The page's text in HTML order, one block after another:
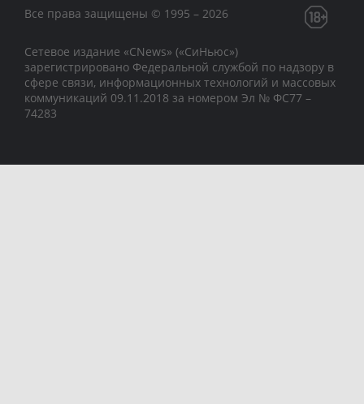
Все права защищены © 1995 – 2026
Сетевое издание «CNews» («СиНьюс»)
зарегистрировано Федеральной службой по надзору в
сфере связи, информационных технологий и массовых
коммуникаций 09.11.2018 за номером Эл № ФС77 –
74283